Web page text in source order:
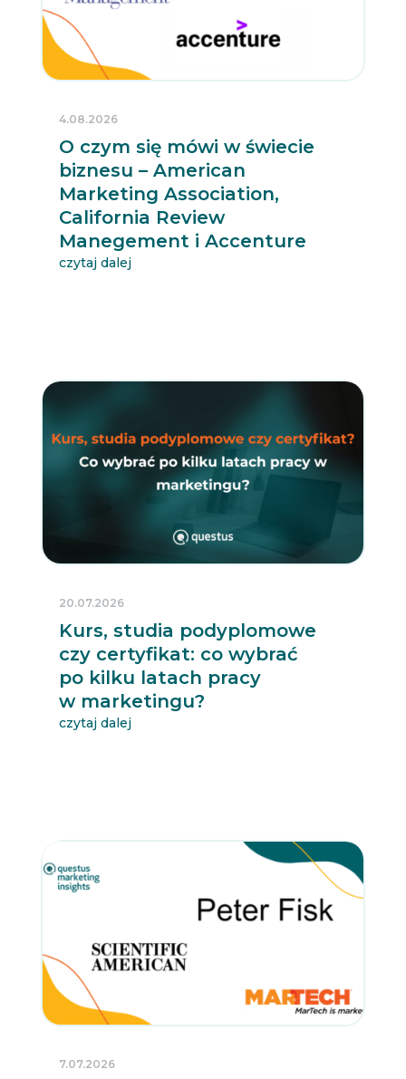
O czym się mówi w świecie
biznesu – American
Marketing Association,
California Review
Manegement i Accenture
4.08.2026
czytaj dalej
Kurs, studia podyplomowe
czy certyfikat: co wybrać
po kilku latach pracy
w marketingu?
20.07.2026
czytaj dalej
7.07.2026